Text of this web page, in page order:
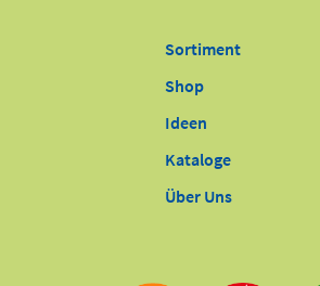
Sortiment
Shop
Ideen
Kataloge
Über Uns